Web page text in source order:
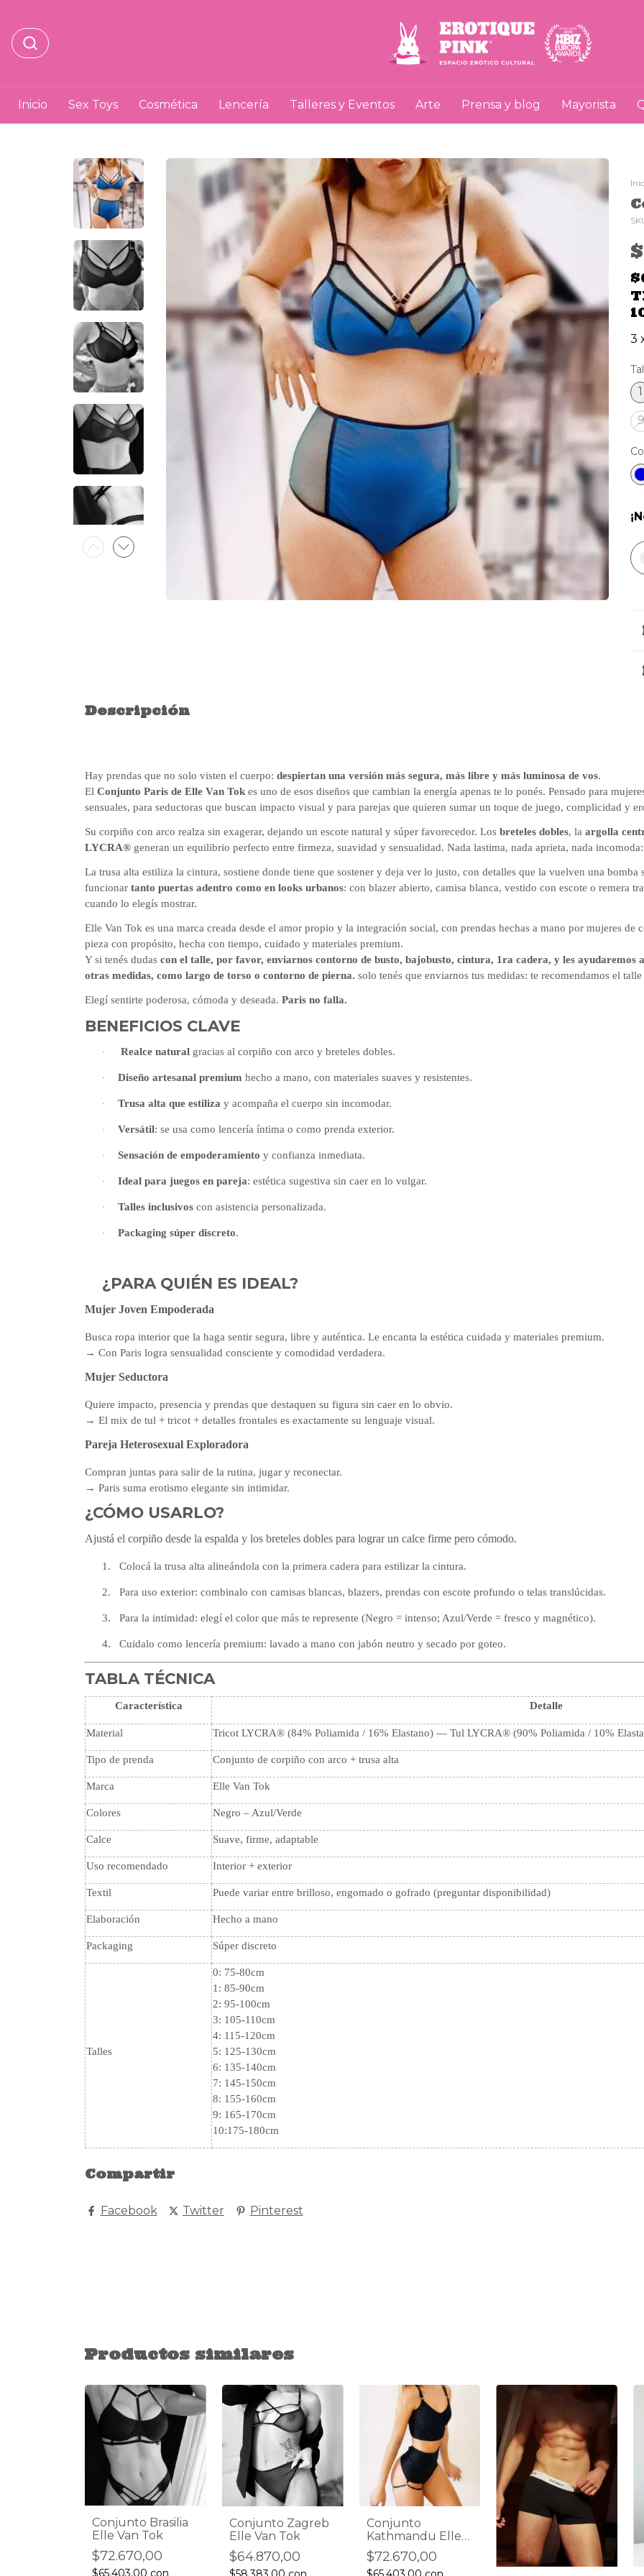
Inicio Sex Toys Cosmética Lencería Talleres y Eventos Arte Prensa y blog Mayorista
3
1
9
Descripción
Hay prendas que no solo visten el cuerpo: despiertan una versión más segura, más libre y más luminosa de vos.
El Conjunto Paris de Elle Van Tok es uno de esos diseños que cambian la energía apenas te lo ponés. Pensado para
sensuales, para seductoras que buscan impacto visual y para parejas que quieren sumar un toque de juego, complicidad y
Su corpiño con arco realza sin exagerar, dejando un escote natural y súper favorecedor. Los breteles dobles, la argolla
LYCRA® generan un equilibrio perfecto entre firmeza, suavidad y sensualidad. Nada lastima, nada aprieta, nada
La trusa alta estiliza la cintura, sostiene donde tiene que sostener y deja ver lo justo, con detalles que la vuelven una
funcionar tanto puertas adentro como en looks urbanos: con blazer abierto, camisa blanca, vestido con escote o remera
cuando lo elegís mostrar.
Elle Van Tok es una marca creada desde el amor propio y la integración social, con prendas hechas a mano por mujeres de
pieza con propósito, hecha con tiempo, cuidado y materiales premium.
Y si tenés dudas con el talle, por favor, enviarnos contorno de busto, bajobusto, cintura, 1ra cadera, y les ayudaremos
otras medidas, como largo de torso o contorno de pierna. solo tenés que enviarnos tus medidas: te recomendamos el
Elegí sentirte poderosa, cómoda y deseada. Paris no falla.
BENEFICIOS CLAVE
· Realce natural gracias al corpiño con arco y breteles dobles.
· Diseño artesanal premium hecho a mano, con materiales suaves y resistentes.
· Trusa alta que estiliza y acompaña el cuerpo sin incomodar.
· Versátil: se usa como lencería íntima o como prenda exterior.
· Sensación de empoderamiento y confianza inmediata.
· Ideal para juegos en pareja: estética sugestiva sin caer en lo vulgar.
· Talles inclusivos con asistencia personalizada.
· Packaging súper discreto.
¿PARA QUIÉN ES IDEAL?
Mujer Joven Empoderada
Busca ropa interior que la haga sentir segura, libre y auténtica. Le encanta la estética cuidada y materiales premium.
→ Con Paris logra sensualidad consciente y comodidad verdadera.
Mujer Seductora
Quiere impacto, presencia y prendas que destaquen su figura sin caer en lo obvio.
→ El mix de tul + tricot + detalles frontales es exactamente su lenguaje visual.
Pareja Heterosexual Exploradora
Compran juntas para salir de la rutina, jugar y reconectar.
→ Paris suma erotismo elegante sin intimidar.
¿CÓMO USARLO?
Ajustá el corpiño desde la espalda y los breteles dobles para lograr un calce firme pero cómodo.
1. Colocá la trusa alta alineándola con la primera cadera para estilizar la cintura.
2. Para uso exterior: combinalo con camisas blancas, blazers, prendas con escote profundo o telas translúcidas.
3. Para la intimidad: elegí el color que más te represente (Negro = intenso; Azul/Verde = fresco y magnético).
4. Cuidalo como lencería premium: lavado a mano con jabón neutro y secado por goteo.
TABLA TÉCNICA
Característica Detalle
Material Tricot LYCRA® (84% Poliamida / 16% Elastano) — Tul LYCRA® (90% Poliamida / 10%
Tipo de prenda Conjunto de corpiño con arco + trusa alta
Marca Elle Van Tok
Colores Negro – Azul/Verde
Calce Suave, firme, adaptable
Uso recomendado Interior + exterior
Textil Puede variar entre brilloso, engomado o gofrado (preguntar disponibilidad)
Elaboración Hecho a mano
Packaging Súper discreto
Talles
0: 75-80cm
1: 85-90cm
2: 95-100cm
3: 105-110cm
4: 115-120cm
5: 125-130cm
6: 135-140cm
7: 145-150cm
8: 155-160cm
9: 165-170cm
10:175-180cm
Compartir
Facebook Twitter Pinterest
Productos similares
Conjunto Brasilia
Elle Van Tok
$72.670,00
$65.403,00 con
Conjunto Zagreb
Elle Van Tok
$64.870,00
Conjunto
Kathmandu Elle
Van Tok
$72.670,00